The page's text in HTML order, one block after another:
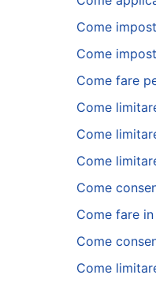
Come
Come
Come fare
Come
Come
Come
Come
Come fare
Come
Come